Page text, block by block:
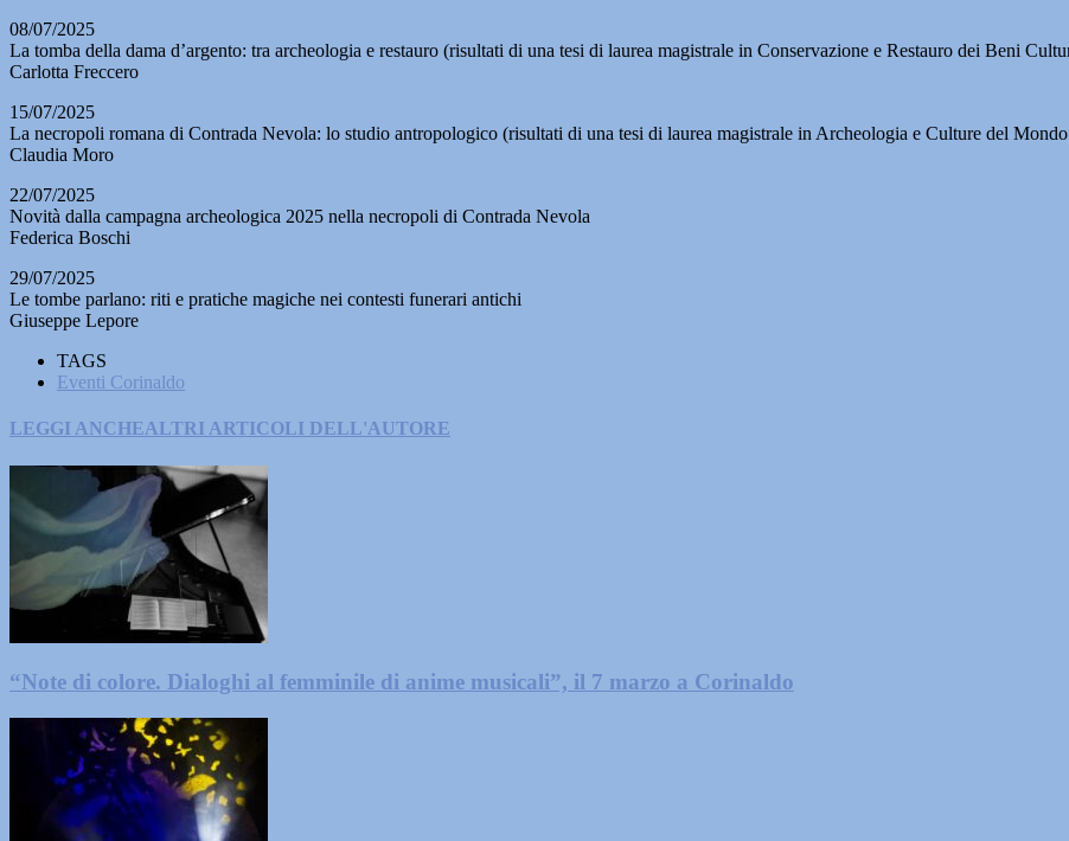
08/07/2025
La tomba della dama d’argento: tra archeologia e restauro (risultati di una tesi di laurea magistrale in Conservazione e Restauro dei Beni
Carlotta Freccero
15/07/2025
La necropoli romana di Contrada Nevola: lo studio antropologico (risultati di una tesi di laurea magistrale in Archeologia e Culture del
Claudia Moro
22/07/2025
Novità dalla campagna archeologica 2025 nella necropoli di Contrada Nevola
Federica Boschi
29/07/2025
Le tombe parlano: riti e pratiche magiche nei contesti funerari antichi
Giuseppe Lepore
TAGS
Eventi Corinaldo
LEGGI ANCHEALTRI ARTICOLI DELL'AUTORE
“Note di colore. Dialoghi al femminile di anime musicali”, il 7 marzo a Corinaldo